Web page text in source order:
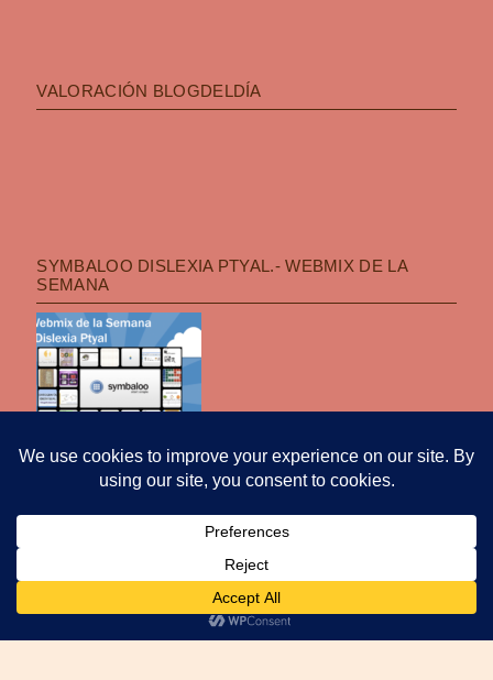
VALORACIÓN BLOGDELDÍA
SYMBALOO DISLEXIA PTYAL.- WEBMIX DE LA
SEMANA
FUNCIONA CON WORDPRESS
PORPRO THEME DESIGN.